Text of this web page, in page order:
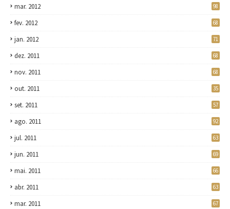
mar. 2012 98
fev. 2012 68
jan. 2012 71
dez. 2011 68
nov. 2011 68
out. 2011 35
set. 2011 57
ago. 2011 92
jul. 2011 63
jun. 2011 69
mai. 2011 66
abr. 2011 63
mar. 2011 67